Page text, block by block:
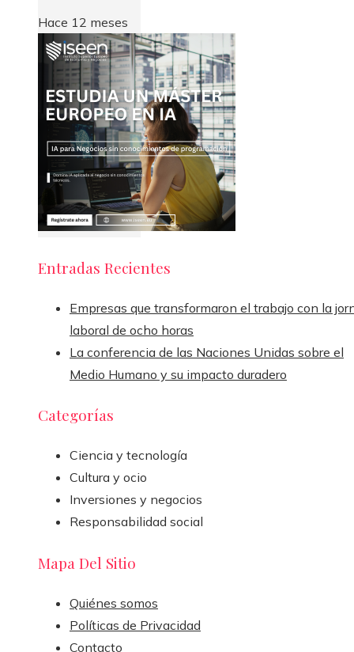
Hace 12 meses
Entradas Recientes
Empresas que transformaron el trabajo con la
laboral de ocho horas
La conferencia de las Naciones Unidas sobre el
Medio Humano y su impacto duradero
Categorías
Ciencia y tecnología
Cultura y ocio
Inversiones y negocios
Responsabilidad social
Mapa Del Sitio
Quiénes somos
Políticas de Privacidad
Contacto